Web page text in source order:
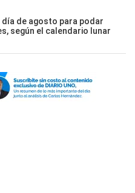
día de agosto para podar
según el calendario lunar